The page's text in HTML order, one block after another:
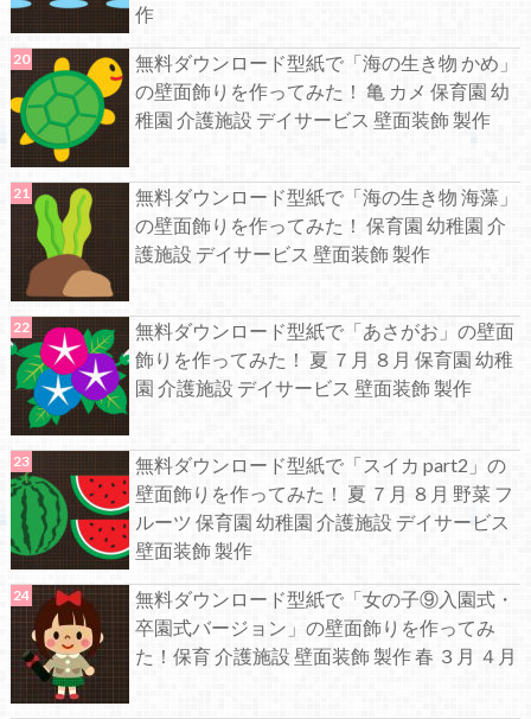
作
無料ダウンロード型紙で「海の生き物 かめ」
の壁面飾りを作ってみた！ 亀 カメ 保育園 幼
稚園 介護施設 デイサービス 壁面装飾 製作
無料ダウンロード型紙で「海の生き物 海藻」
の壁面飾りを作ってみた！ 保育園 幼稚園 介
護施設 デイサービス 壁面装飾 製作
無料ダウンロード型紙で「あさがお」の壁面
飾りを作ってみた！ 夏 ７月 ８月 保育園 幼稚
園 介護施設 デイサービス 壁面装飾 製作
無料ダウンロード型紙で「スイカ part2」の
壁面飾りを作ってみた！ 夏 ７月 ８月 野菜 フ
ルーツ 保育園 幼稚園 介護施設 デイサービス
壁面装飾 製作
無料ダウンロード型紙で「女の子⑨入園式・
卒園式バージョン」の壁面飾りを作ってみ
た！保育 介護施設 壁面装飾 製作 春 ３月 ４月